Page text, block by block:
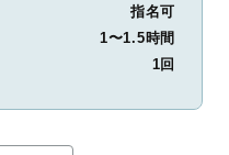
指名可
1〜1.5時間
1回